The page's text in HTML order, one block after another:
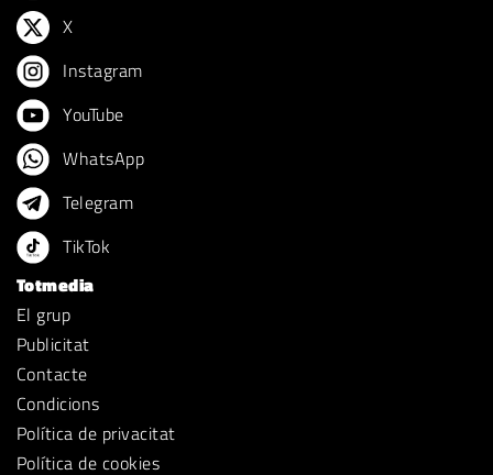
X
Instagram
YouTube
WhatsApp
Telegram
TikTok
Totmedia
El grup
Publicitat
Contacte
Condicions
Política de privacitat
Política de cookies